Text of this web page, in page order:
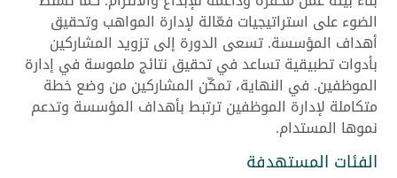
الضوء على استراتيجيات فعّالة لإدارة المواهب وتحقيق
أهداف المؤسسة. تسعى الدورة إلى تزويد المشاركين
بأدوات تطبيقية تساعد في تحقيق نتائج ملموسة في إدارة
الموظفين. في النهاية، تمكّن المشاركين من وضع خطة
متكاملة لإدارة الموظفين ترتبط بأهداف المؤسسة وتدعم
نموها المستدام.
الفئات المستهدفة